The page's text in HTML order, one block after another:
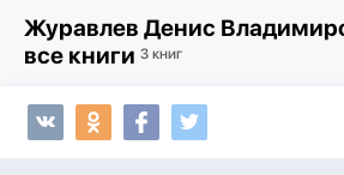
Журавлев Денис
все книги 3 книг